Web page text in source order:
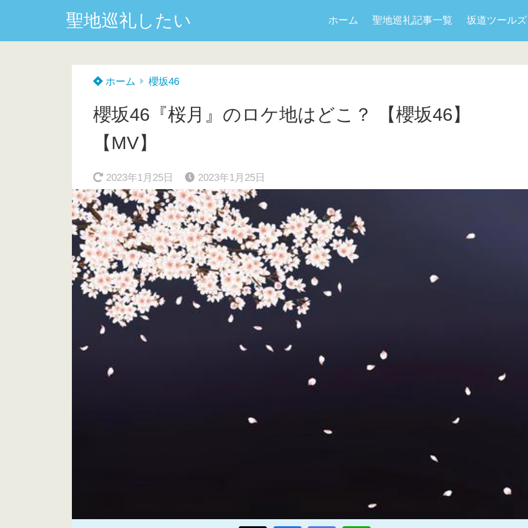
聖地巡礼したい ホーム 聖地巡礼記事一覧 坂道ツールズ
ホーム 櫻坂46
櫻坂46『桜月』のロケ地はどこ？ 【櫻坂46】
【MV】
2023年1月25日 2023年1月25日